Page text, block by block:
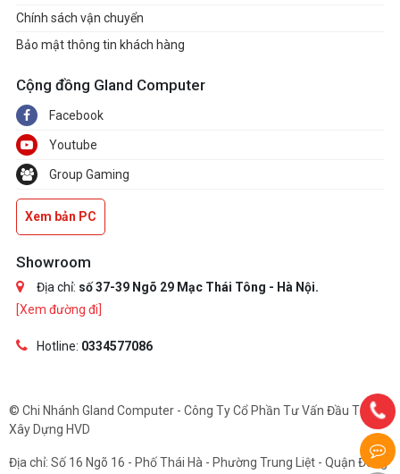
Chính sách vận chuyển
Bảo mật thông tin khách hàng
Cộng đồng Gland Computer
Facebook
Youtube
Group Gaming
Xem bản PC
Showroom
Địa chỉ: số 37-39 Ngõ 29 Mạc Thái Tông - Hà Nội.
[Xem đường đi]
Hotline: 0334577086
© Chi Nhánh Gland Computer - Công Ty Cổ Phần Tư Vấn Đầu Tư Và
Xây Dựng HVD
Địa chỉ: Số 16 Ngõ 16 - Phố Thái Hà - Phường Trung Liệt - Quận Đống